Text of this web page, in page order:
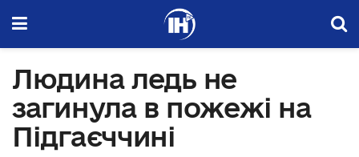
Людина ледь не
загинула в пожежі на
Підгаєччині